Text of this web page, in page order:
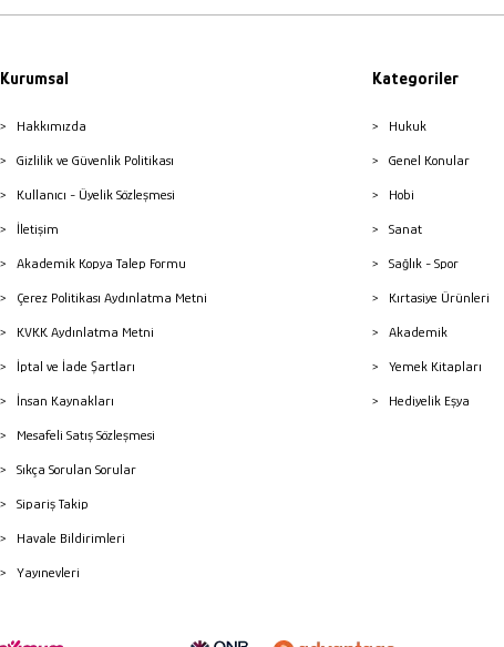
Kurumsal
Hakkımızda
Gizlilik ve Güvenlik Politikası
Kullanıcı - Üyelik Sözleşmesi
İletişim
Akademik Kopya Talep Formu
Çerez Politikası Aydınlatma Metni
KVKK Aydınlatma Metni
İptal ve İade Şartları
İnsan Kaynakları
Mesafeli Satış Sözleşmesi
Sıkça Sorulan Sorular
Sipariş Takip
Havale Bildirimleri
Yayınevleri
Kategoriler
Hukuk
Genel Konular
Hobi
Sanat
Sağlık - Spor
Kırtasiye Ürünleri
Akademik
Yemek Kitapları
Hediyelik Eşya